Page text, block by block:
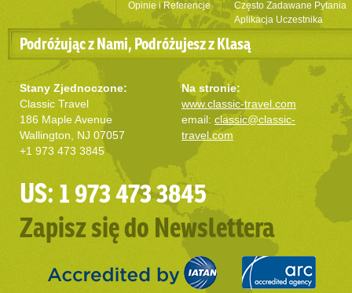
Opinie i Referencje
Często Zadawane Pytania
Aplikacja Uczestnika
Podróżując z Nami, Podróżujesz z Klasą
Stany Zjednoczone:
Classic Travel
186 Maple Avenue
Wallington, NJ 07057
+1 973 473 3845
Na stronie:
www.classic-travel.com
email: classic@classic-
travel.com
US: 1 973 473 3845
Zapisz się do Newslettera